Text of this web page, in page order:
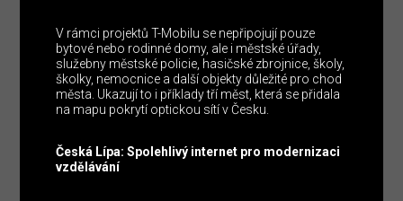
V rámci projektů T-Mobilu se nepřipojují pouze
bytové nebo rodinné domy, ale i městské úřady,
služebny městské policie, hasičské zbrojnice, školy,
školky, nemocnice a další objekty důležité pro chod
města. Ukazují to i příklady tří měst, která se přidala
na mapu pokrytí optickou sítí v Česku.
Česká Lípa: Spolehlivý internet pro modernizaci
vzdělávání